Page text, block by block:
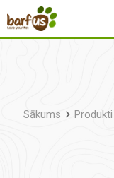
uz
Sākums Produkti